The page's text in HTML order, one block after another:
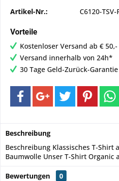
Artikel-Nr.: C6120-TSV-
Vorteile
Kostenloser Versand ab €
Versand innerhalb von 24h*
30 Tage Geld-Zurück-Garantie
Beschreibung
Beschreibung Klassisches T-Shirt
Baumwolle Unser T-Shirt Organic
Bewertungen
0